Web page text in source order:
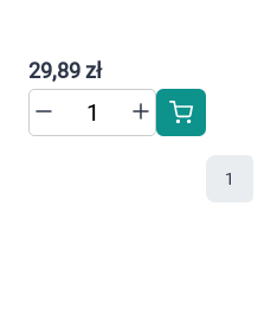
Marki
29,89 zł
1